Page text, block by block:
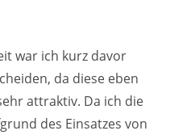
war ich kurz davor
da diese eben
attraktiv. Da ich die
des Einsatzes von